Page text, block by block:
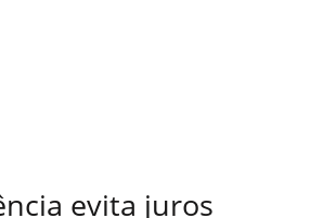
evita juros